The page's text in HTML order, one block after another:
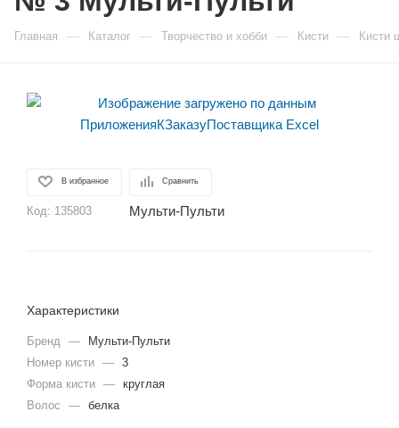
Главная — Каталог — Творчество и хобби — Кисти — Кисти
В избранное Сравнить
Код: 135803 Мульти-Пульти
Характеристики
Бренд —
Мульти-Пульти
Номер кисти — 3
Форма кисти — круглая
Волос
— белка